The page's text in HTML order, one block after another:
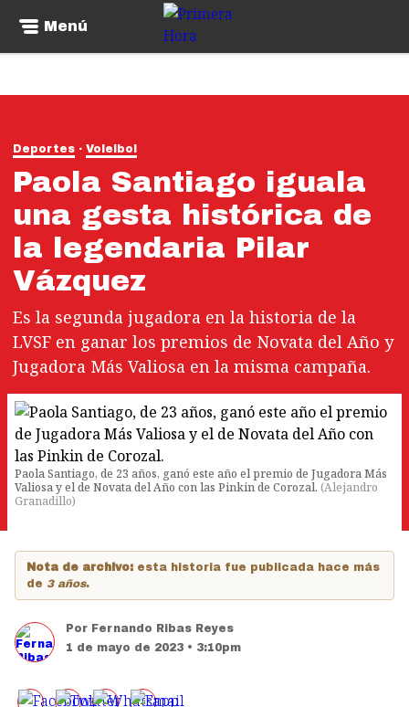
Menú
Deportes Voleibol
Paola Santiago iguala
una gesta histórica de
la legendaria Pilar
Vázquez
Es la segunda jugadora en la historia de la
LVSF en ganar los premios de Novata del Año y
Jugadora Más Valiosa en la misma campaña.
Paola Santiago, de 23 años, ganó este año el premio de Jugadora Más
Valiosa y el de Novata del Año con las Pinkin de Corozal. (Alejandro
Granadillo)
Nota de archivo: esta historia fue publicada hace más
de 3 años.
Por Fernando Ribas Reyes
1 de mayo de 2023 • 3:10pm